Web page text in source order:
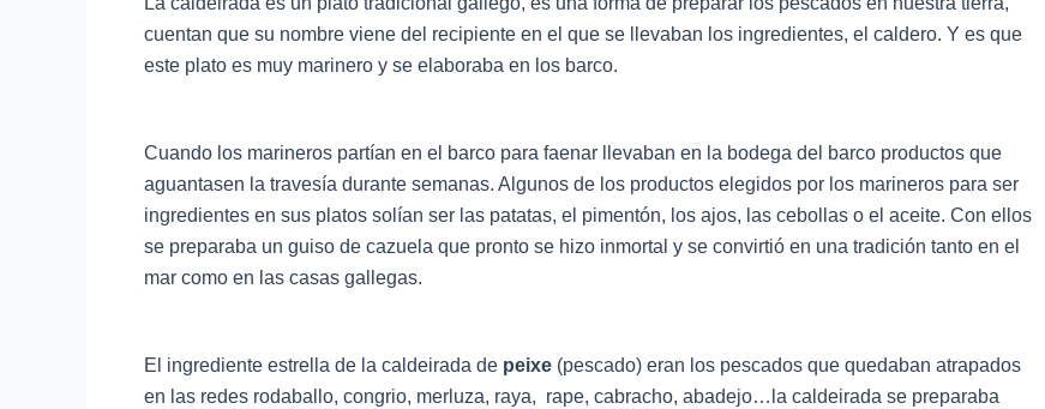
cuentan que su nombre viene del recipiente en el que se llevaban los ingredientes, el caldero. Y es que
este plato es muy marinero y se elaboraba en los barco.
Cuando los marineros partían en el barco para faenar llevaban en la bodega del barco productos que
aguantasen la travesía durante semanas. Algunos de los productos elegidos por los marineros para ser
ingredientes en sus platos solían ser las patatas, el pimentón, los ajos, las cebollas o el aceite. Con ellos
se preparaba un guiso de cazuela que pronto se hizo inmortal y se convirtió en una tradición tanto en el
mar como en las casas gallegas.
El ingrediente estrella de la caldeirada de peixe (pescado) eran los pescados que quedaban atrapados
en las redes rodaballo, congrio, merluza, raya, rape, cabracho, abadejo…la caldeirada se preparaba